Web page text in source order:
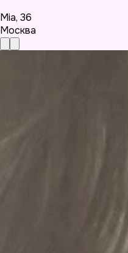
Mia, 36
Москва